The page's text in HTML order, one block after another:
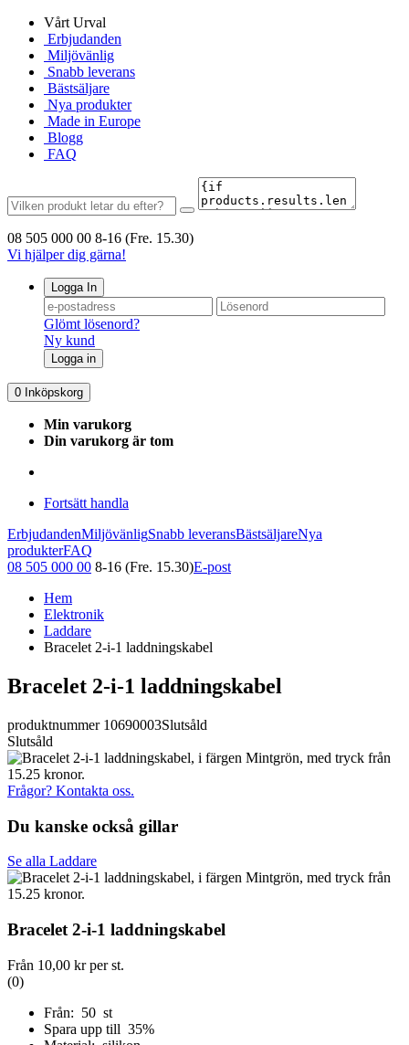
Vårt Urval
Erbjudanden
Miljövänlig
Snabb leverans
Bästsäljare
Nya produkter
Made in Europe
Blogg
FAQ
08 505 000 00 8-16 (Fre. 15.30)
Vi hjälper dig gärna!
Logga In
Glömt lösenord?
Ny kund
Logga in
0 Inköpskorg
Min varukorg
Din varukorg är tom
Fortsätt handla
ErbjudandenMiljövänligSnabb leveransBästsäljareNya
produkterFAQ
08 505 000 00 8-16 (Fre. 15.30)E-post
Hem
Elektronik
Laddare
Bracelet 2-i-1 laddningskabel
Bracelet 2-i-1 laddningskabel
produktnummer 10690003Slutsåld
Slutsåld
Frågor? Kontakta oss.
Du kanske också gillar
Se alla Laddare
Bracelet 2-i-1 laddningskabel
Från 10,00 krper st.
(0)
Från: 50 st
Spara upp till 35%